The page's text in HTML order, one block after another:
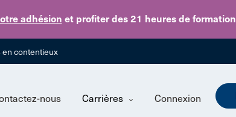
adhésion et profiter des 21 heures de formation
Skip to main content
en contentieux
nous Carrières Connexion